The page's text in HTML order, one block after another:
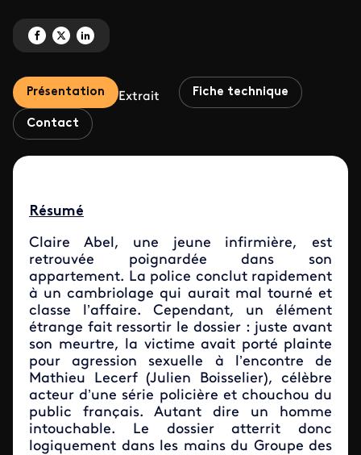
Partagez 'Tout le monde ment 2' sur Facebook
Partagez 'Tout le monde ment 2' sur X
Partagez 'Tout le monde ment 2' sur LinkedIn
Présentation Extrait Fiche technique
Contact
Résumé
Claire Abel, une jeune infirmière, est
retrouvée poignardée dans son
appartement. La police conclut rapidement
à un cambriolage qui aurait mal tourné et
classe l’affaire. Cependant, un élément
étrange fait ressortir le dossier : juste avant
son meurtre, la victime avait porté plainte
pour agression sexuelle à l’encontre de
Mathieu Lecerf (Julien Boisselier), célèbre
acteur d’une série policière et chouchou du
public français. Autant dire un homme
intouchable. Le dossier atterrit donc
logiquement dans les mains du Groupe des